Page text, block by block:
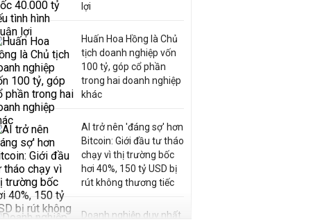
lợi
Huấn Hoa Hồng là Chủ
tịch doanh nghiệp vốn
100 tỷ, góp cổ phần
trong hai doanh nghiệp
khác
AI trở nên 'đáng sợ' hơn
Bitcoin: Giới đầu tư tháo
chạy vì thị trường bốc
hơi 40%, 150 tỷ USD bị
rút không thương tiếc
Doanh nghiệp duy nhất